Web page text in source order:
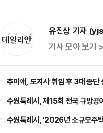
유진상 기자
기사 모아 보기 >
추미애, 도지사 취임 후 3대 종단
수원특례시, 제15회 전국 규방공
수원특례시, '2026년 소규모주